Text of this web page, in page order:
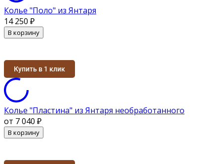
Колье "Поло" из Янтаря
14 250 ₽
В корзину
Купить в 1 клик
Колье "Пластина" из Янтаря необработанного
от 7 040 ₽
В корзину